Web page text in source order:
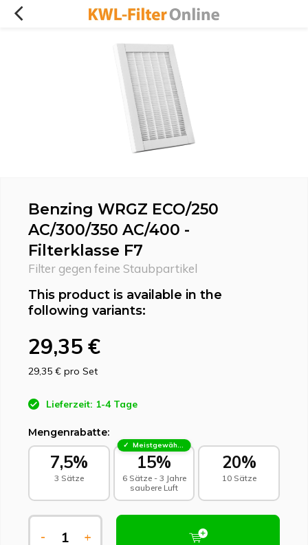
Benzing WRGZ ECO/250
AC/300/350 AC/400 -
Filterklasse F7
Filter gegen feine Staubpartikel
This product is available in the
following variants:
29,35 €
29,35 € pro Set
Lieferzeit: 1-4 Tage
Mengenrabatte:
7,5%
3 Sätze
Meistgewählt - Nachhaltige Wahl
15%
6 Sätze - 3 Jahre
saubere Luft
20%
10 Sätze
- +